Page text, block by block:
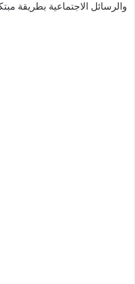
والرسائل الاجتماعية بطريقة